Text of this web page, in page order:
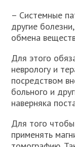
– Системные
другие
обмена
Для этого
неврологу и
посредством
больного и
наверняка
Для того
применять